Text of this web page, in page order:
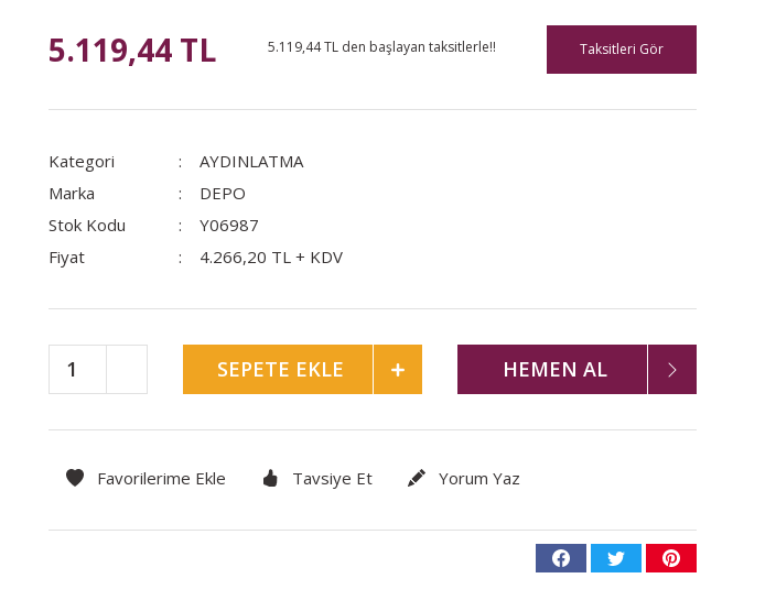
5.119,44 TL 5.119,44 TL den başlayan taksitlerle!! Taksitleri Gör
Kategori
AYDINLATMA
Marka
DEPO
Stok Kodu
Y06987
Fiyat
4.266,20 TL + KDV
SEPETE EKLE HEMEN AL
Tavsiye Et Yorum Yaz